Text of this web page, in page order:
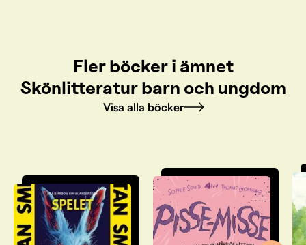
Fler böcker i ämnet
Skönlitteratur barn och ungdom
Visa alla böcker